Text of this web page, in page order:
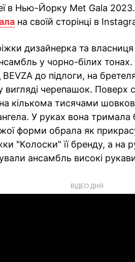
в Нью-Йорку Met Gala 2023.
на своїй сторінці в
дизайнерка та
у чорно-білих тонах.
BEVZA до підлоги, на
черепашок. Поверх
кількома тисячами
У руках вона тримала
форми обрала як
"Колоски" її бренду, а на
ансамбль високі
ВІДЕО ДНЯ